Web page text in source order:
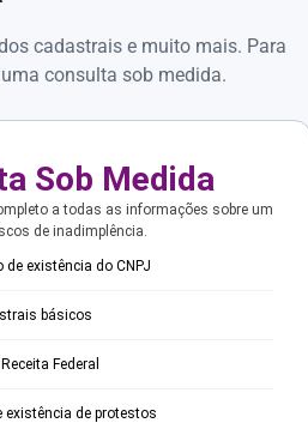
cadastrais e muito mais. Para
consulta sob medida.
Sob Medida
a todas as informações sobre um
de inadimplência.
de existência do CNPJ
básicos
Federal
existência de protestos